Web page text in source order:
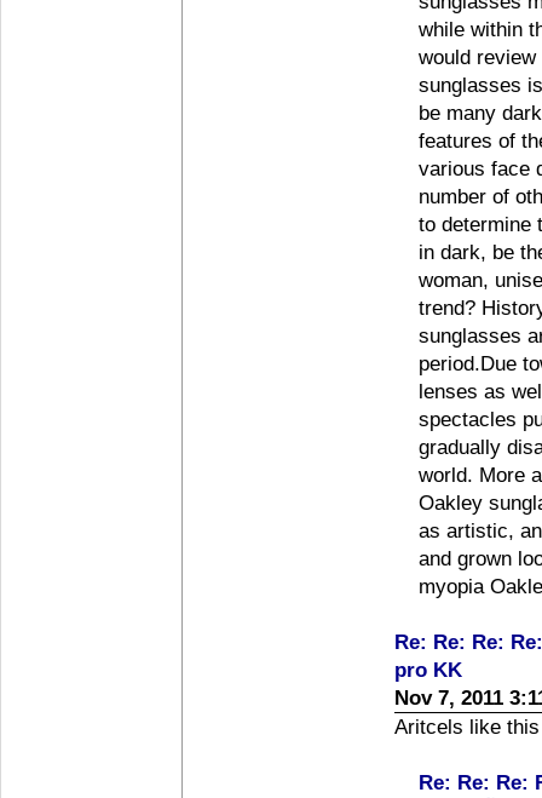
while within
would
sunglasses
be many
features of
various face
number of
to determine
in dark, be
woman,
trend?
sunglasses
period.Due
lenses as
spectacles
gradually
world. More
Oakley
as artistic,
and grown
myopia
Re: Re: Re:
pro KK
Nov 7, 2011
Aritcels like
Re: Re: Re: